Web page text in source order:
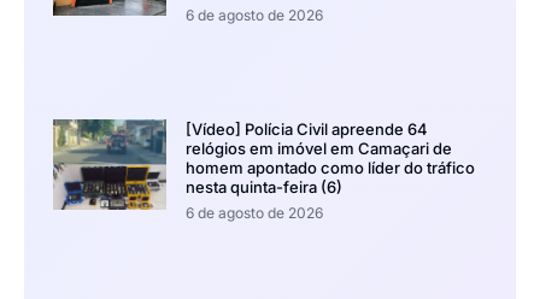
6 de agosto de 2026
[Vídeo] Polícia Civil apreende 64
relógios em imóvel em Camaçari de
homem apontado como líder do tráfico
nesta quinta-feira (6)
6 de agosto de 2026